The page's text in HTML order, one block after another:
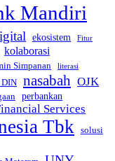
Mandiri
ekosistem Fitur
kolaborasi
Simpanan
literasi
nasabah OJK
perbankan
Services
Tbk solusi